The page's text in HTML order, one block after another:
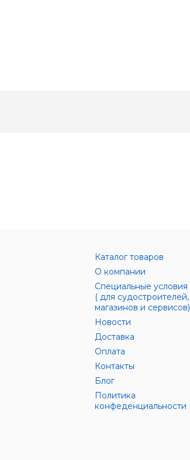
Каталог товаров
О компании
Специальные условия
( для судостроителей,
магазинов и сервисов)
Новости
Доставка
Оплата
Контакты
Блог
Политика
конфеденциальности